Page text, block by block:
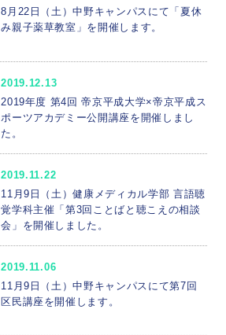
8月22日（土）中野キャンパスにて「夏休
み親子薬草教室」を開催します。
2019.12.13
2019年度 第4回 帝京平成大学×帝京平成ス
ポーツアカデミー公開講座を開催しまし
た。
2019.11.22
11月9日（土）健康メディカル学部 言語聴
覚学科主催「第3回ことばと聴こえの相談
会」を開催しました。
2019.11.06
11月9日（土）中野キャンパスにて第7回
区民講座を開催します。